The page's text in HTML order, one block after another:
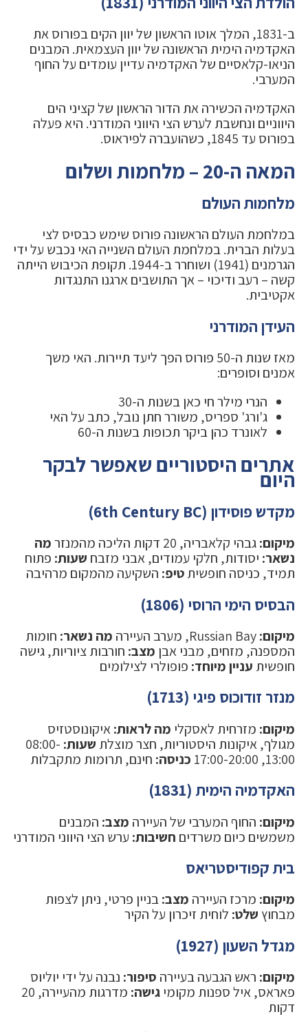
ב-1831, המלך אוטו הראשון של יוון הקים בפורוס את
האקדמיה הימית הראשונה של יוון העצמאית. המבנים
הניאו-קלאסיים של האקדמיה עדיין עומדים על החוף
המערבי.
האקדמיה הכשירה את הדור הראשון של קציני הים
היווניים ונחשבת לערש הצי היווני המודרני. היא פעלה
בפורוס עד 1845, כשהועברה לפיראוס.
המאה ה-20 – מלחמות ושלום
מלחמות העולם
במלחמת העולם הראשונה פורוס שימש כבסיס לצי
בעלות הברית. במלחמת העולם השנייה האי נכבש על ידי
הגרמנים (1941) ושוחרר ב-1944. תקופת הכיבוש הייתה
קשה – רעב ודיכוי – אך התושבים ארגנו התנגדות
אקטיבית.
העידן המודרני
מאז שנות ה-50 פורוס הפך ליעד תיירות. האי משך
אמנים וסופרים:
הנרי מילר חי כאן בשנות ה-30
ג'ורג' ספריס, משורר חתן נובל, כתב על האי
לאונרד כהן ביקר תכופות בשנות ה-60
אתרים היסטוריים שאפשר לבקר
היום
מקדש פוסידון (6th Century BC)
מיקום:גבהי קלאבריה, 20 דקות הליכה מהמנזר
מה
נשאר: יסודות, חלקי עמודים, אבני מזבח שעות: פתוח
תמיד, כניסה חופשיתטיפ: השקיעה מהמקום מרהיבה
הבסיס הימי הרוסי (1806)
מיקום: מה נשאר: חומות
המספנה, מזחים, מבני אבן מצב: חורבות ציוריות, גישה
חופשית עניין מיוחד: פופולרי לצילומים
מנזר זודוכוס פיגי (1713)
מיקום: מזרחית לאסקלי מה לראות:איקונוסטזיס
מגולף, איקונות היסטוריות, חצר מוצלת שעות: 08:00-
13:00, 17:00-20:00
כניסה: חינם, תרומות מתקבלות
האקדמיה הימית (1831)
מיקום: החוף המערבי של העיירה מצב: המבנים
משמשים כיום משרדים חשיבות: ערש הצי היווני המודרני
בית קפודיסטריאס
מיקום: מרכז העיירה מצב:בניין פרטי, ניתן לצפות
מבחוץ שלט: לוחית זיכרון על הקיר
מגדל השעון (1927)
מיקום: ראש הגבעה בעיירה סיפור: נבנה על ידי יוליוס
פאראס, איל ספנות מקומיגישה:
מדרגות מהעיירה, 20
דקות